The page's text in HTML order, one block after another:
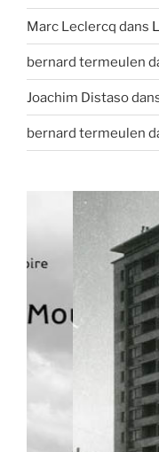
Marc Leclercq dans
bernard termeulen
Joachim Distaso
bernard termeulen